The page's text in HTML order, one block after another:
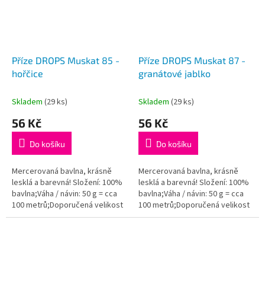
Příze DROPS Muskat 85 -
hořčice
Skladem (29 ks)
56 Kč
Do košíku
Mercerovaná bavlna, krásně
lesklá a barevná! Složení: 100%
bavlna;Váha / návin: 50 g = cca
100 metrů;Doporučená velikost
jehlic / háčku: 4 mm. Instagram:...
Příze DROPS Muskat 87 -
granátové jablko
Skladem (29 ks)
56 Kč
Do košíku
Mercerovaná bavlna, krásně
lesklá a barevná! Složení: 100%
bavlna;Váha / návin: 50 g = cca
100 metrů;Doporučená velikost
jehlic / háčku: 4 mm. Instagram:...